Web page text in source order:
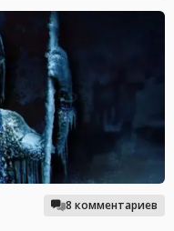
8 комментариев